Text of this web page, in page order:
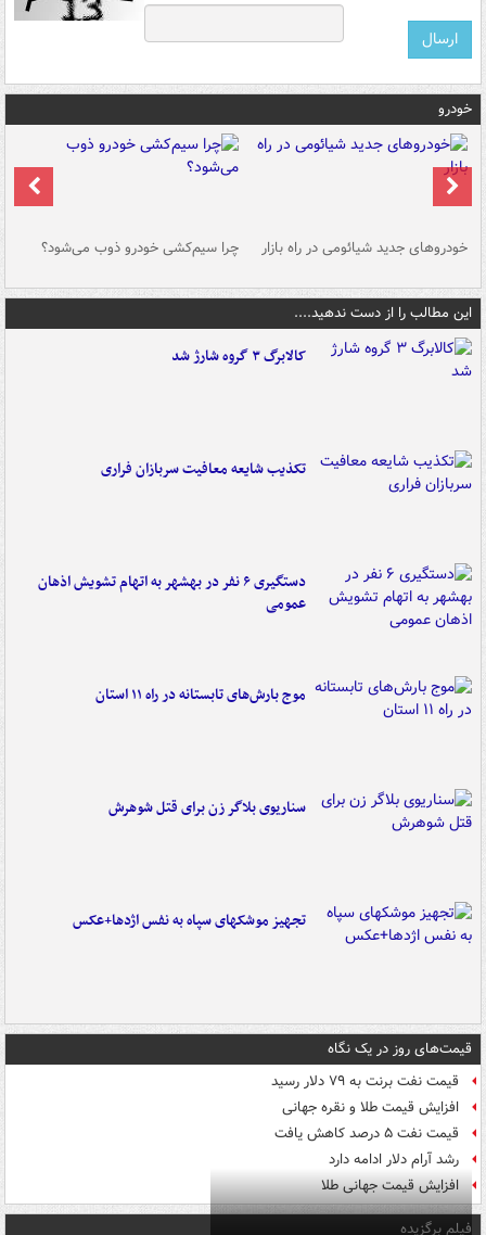
خودرو
خودروهای جدید شیائومی در راه بازار چرا سیم‌کشی خودرو ذوب می‌شود؟
این مطالب را از دست ندهید....
کالابرگ ۳ گروه شارژ شد
تکذیب شایعه معافیت سربازان فراری
دستگیری ۶ نفر در بهشهر به اتهام تشویش اذهان
عمومی
موج بارش‌های تابستانه در راه ۱۱ استان
سناریوی بلاگر زن برای قتل شوهرش
تجهیز موشکهای سپاه به نفس اژدها+عکس
قیمت‌های روز در یک نگاه
قیمت نفت برنت به ۷۹ دلار رسید
افزایش قیمت طلا و نقره جهانی
قیمت نفت ۵ درصد کاهش یافت
رشد آرام دلار ادامه دارد
افزایش قیمت جهانی طلا
فیلم برگزیده